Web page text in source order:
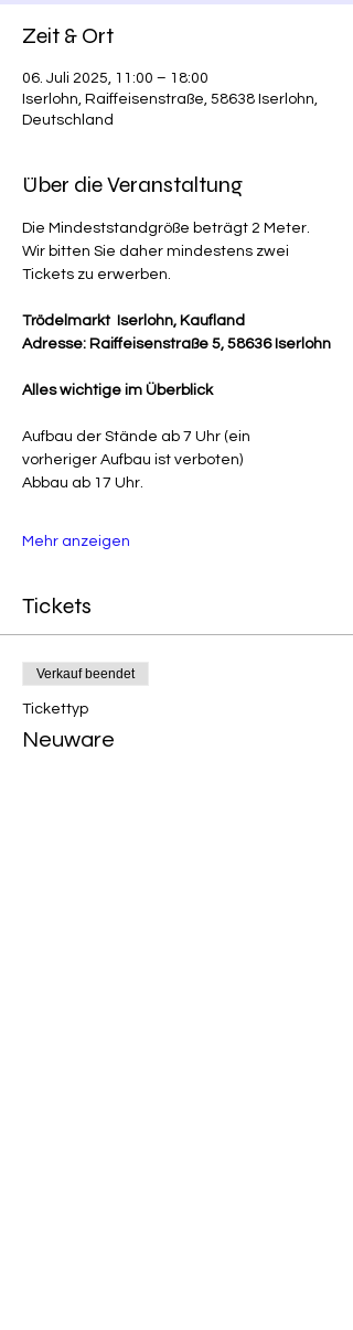
Zeit & Ort
06. Juli 2025, 11:00 – 18:00
Iserlohn, Raiffeisenstraße, 58638 Iserlohn,
Deutschland
Über die Veranstaltung
Die Mindeststandgröße beträgt 2 Meter.
Wir bitten Sie daher mindestens zwei
Tickets zu erwerben.
Trödelmarkt  Iserlohn, Kaufland
Adresse: Raiffeisenstraße 5, 58636 Iserlohn
Alles wichtige im Überblick
Aufbau der Stände ab 7 Uhr (ein
vorheriger Aufbau ist verboten)
Abbau ab 17 Uhr.
Mehr anzeigen
Tickets
Verkauf beendet
Tickettyp
Neuware